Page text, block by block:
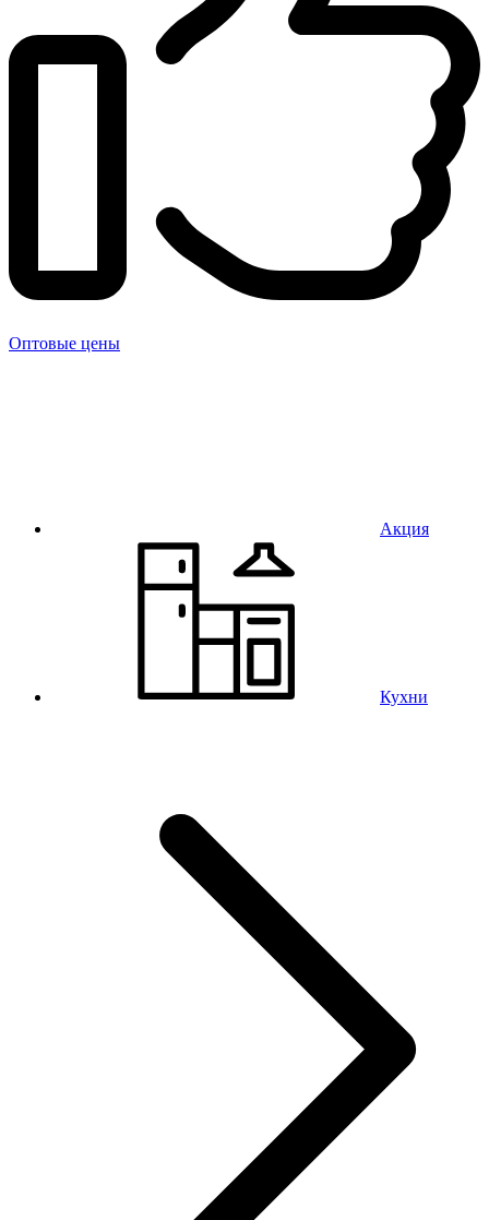
Оптовые цены
Акция
Кухни